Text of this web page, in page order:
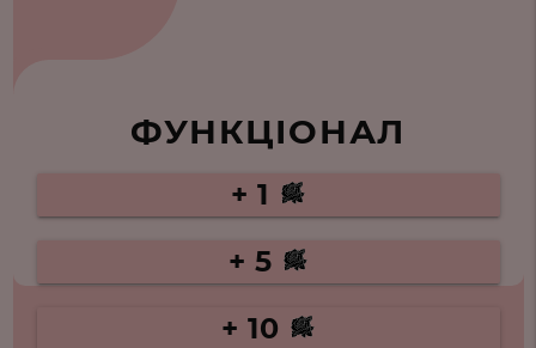
ФУНКЦІОНАЛ
+ 1
+ 5
+ 10